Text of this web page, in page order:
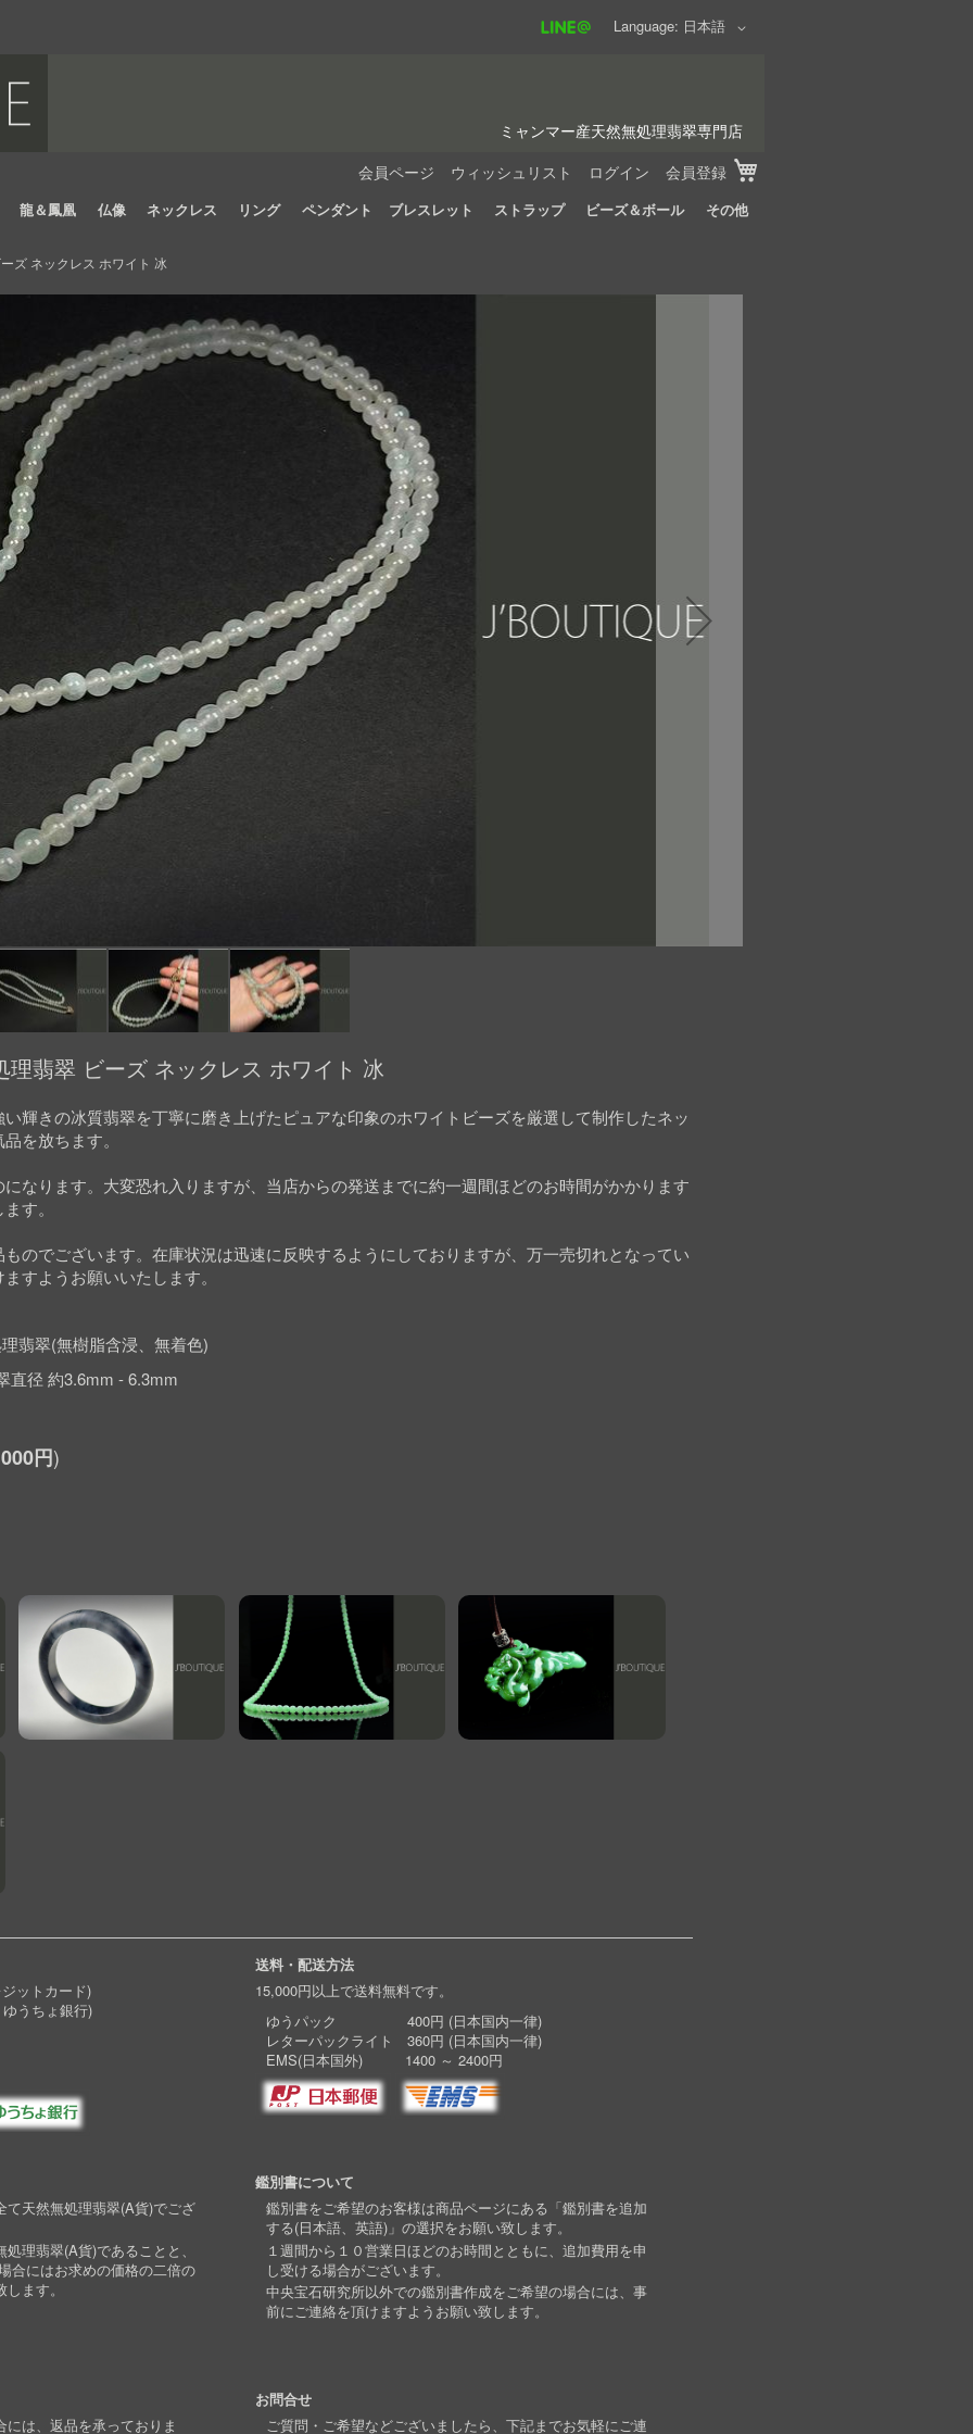
Language
日本語
会員ページ ウィッシュリスト ログイン 会員登録
ミャンマー産天然無処理翡翠専門店
龍＆鳳凰 仏像 ネックレス リング ペンダント ブレスレット ストラップ ビーズ＆ボール その他
ズ ネックレス ホワイト 冰
理翡翠 ビーズ ネックレス ホワイト 冰
輝きの冰質翡翠を丁寧に磨き上げたピュアな印象のホワイトビーズを厳選して制作したネッ
を放ちます。
なります。大変恐れ入りますが、当店からの発送までに約一週間ほどのお時間がかかります
す。
のでございます。在庫状況は迅速に反映するようにしておりますが、万一売切れとなってい
すようお願いいたします。
翡翠(無樹脂含浸、無着色)
直径 約3.6mm - 6.3mm
円
ットカード)
うちょ銀行)
送料・配送方法
15,000円以上で送料無料です。
ゆうパック 400円 (日本国内一律)
レターパックライト 360円 (日本国内一律)
EMS(日本国外) 1400 ～ 2400円
天然無処理翡翠(A貨)でござ
理翡翠(A貨)であることと、
合にはお求めの価格の二倍の
ます。
鑑別書について
鑑別書をご希望のお客様は商品ページにある「鑑別書を追加
する(日本語、英語)」の選択をお願い致します。
１週間から１０営業日ほどのお時間とともに、追加費用を申
し受ける場合がございます。
中央宝石研究所以外での鑑別書作成をご希望の場合には、事
前にご連絡を頂けますようお願い致します。
は、返品を承っておりま
お問合せ
ご質問・ご希望などございましたら、下記までお気軽にご連